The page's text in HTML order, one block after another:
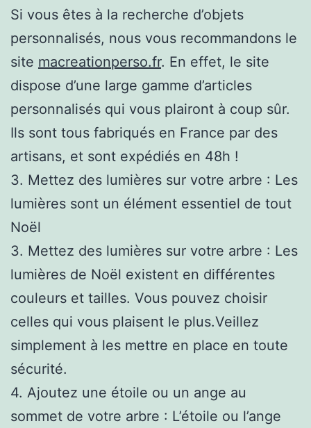
Si vous êtes à la recherche d’objets
personnalisés, nous vous recommandons le
site macreationperso.fr. En effet, le site
dispose d’une large gamme d’articles
personnalisés qui vous plairont à coup sûr.
Ils sont tous fabriqués en France par des
artisans, et sont expédiés en 48h !
3. Mettez des lumières sur votre arbre : Les
lumières sont un élément essentiel de tout
Noël
3. Mettez des lumières sur votre arbre : Les
lumières de Noël existent en différentes
couleurs et tailles. Vous pouvez choisir
celles qui vous plaisent le plus.Veillez
simplement à les mettre en place en toute
sécurité.
4. Ajoutez une étoile ou un ange au
sommet de votre arbre : L’étoile ou l’ange